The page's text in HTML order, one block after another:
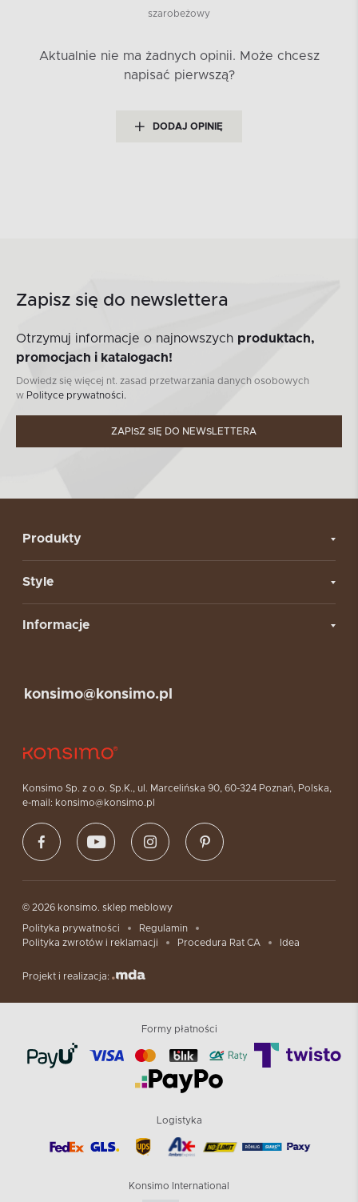
szarobeżowy
Aktualnie nie ma żadnych opinii. Może chcesz
napisać pierwszą?
DODAJ OPINIĘ
Zapisz się do newslettera
Otrzymuj informacje o najnowszych produktach,
promocjach i katalogach!
Dowiedz się więcej nt. zasad przetwarzania danych osobowych
w Polityce prywatności.
ZAPISZ SIĘ DO NEWSLETTERA
Produkty
Style
Informacje
Konsimo Sp. z o.o. Sp.K., ul. Marcelińska 90, 60-324 Poznań, Polska,
e-mail: konsimo@konsimo.pl
konsimo@konsimo.pl
© 2026 konsimo. sklep meblowy
Polityka prywatności
Regulamin
Polityka zwrotów i reklamacji
Procedura Rat CA Idea
Projekt i realizacja:
Formy płatności
Logistyka
Konsimo International